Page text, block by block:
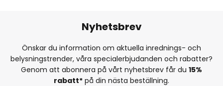
Nyhetsbrev
Önskar du information om aktuella inrednings- och
belysningstrender, våra specialerbjudanden och rabatter?
Genom att abonnera på vårt nyhetsbrev får du 15%
rabatt* på din nästa beställning.